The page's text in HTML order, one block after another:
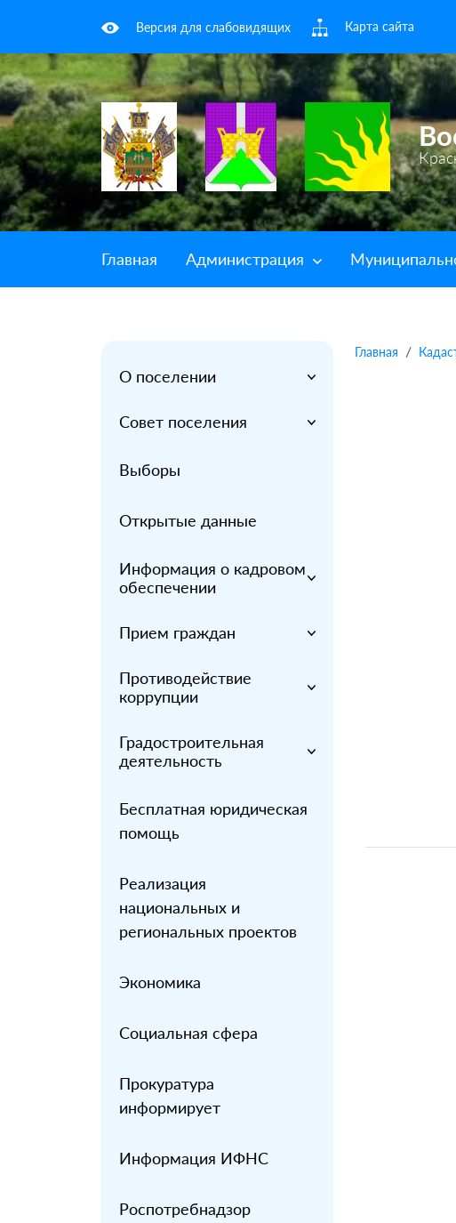
Версия для слабовидящих Карта сайта
Главная Администрация
О поселении
Совет поселения
Выборы
Открытые данные
Информация о кадровом
обеспечении
Прием граждан
Противодействие
коррупции
Градостроительная
деятельность
Бесплатная юридическая
помощь
Реализация
национальных и
региональных проектов
Экономика
Социальная сфера
Прокуратура
информирует
Информация ИФНС
Роспотребнадзор
Главная